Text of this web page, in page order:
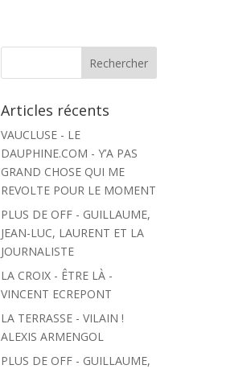
Articles récents
VAUCLUSE - LE
DAUPHINE.COM - Y’A PAS
GRAND CHOSE QUI ME
REVOLTE POUR LE MOMENT
PLUS DE OFF - GUILLAUME,
JEAN-LUC, LAURENT ET LA
JOURNALISTE
LA CROIX - ÊTRE LÀ -
VINCENT ECREPONT
LA TERRASSE - VILAIN !
ALEXIS ARMENGOL
PLUS DE OFF - GUILLAUME,